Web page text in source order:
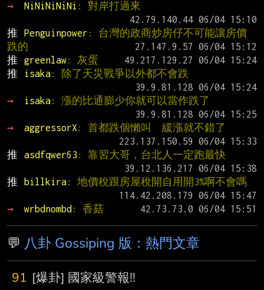
→
NiNiNiNiNi : 對岸打過來
推
Penguinpower : 台灣的政商炒房仔不可能讓房價
跌的
推
greenlaw: 灰蛋
推
isaka: 除了天災戰爭以外都不會跌
→
isaka: 漲的比通膨少你就可以當作跌了
→
aggressorX : 首都跌個懶叫  緩漲就不錯了
推
asdfqwer63 : 靠習大哥，台北人一定跑最快
推
billkira: 地價稅跟房屋稅開自用開3%啊不會嗎
→
wrbdnombd : 香菇
💬 八卦 Gossiping 版：熱門文章
91 [爆卦] 國家級警報!!